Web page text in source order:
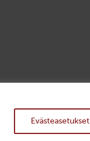
Evästeasetukset